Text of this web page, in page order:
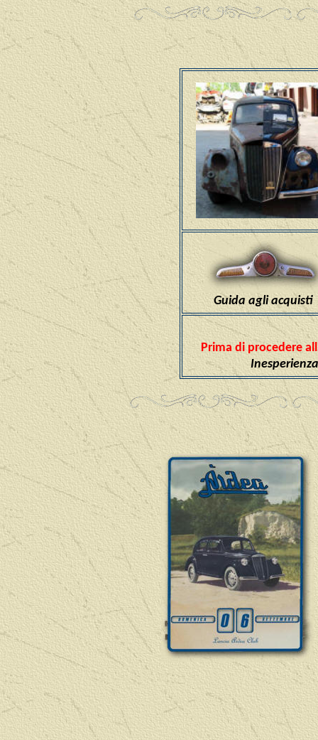
Guida agli acquisti
Prima di procedere